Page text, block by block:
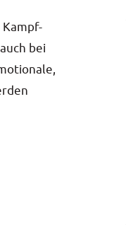
bei